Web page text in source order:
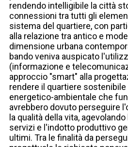
rendendo intelligibile la città
connessioni tra tutti gli
sistema del quartiere, con
alla relazione tra antico e
dimensione urbana
bando veniva auspicato
(informazione e
approccio "smart" alla
rendere il quartiere
energetico-ambientale che
avrebbero dovuto perseguire
la qualità della vita,
servizi e l'indotto produttivo
ultimi. Tra le finalità da